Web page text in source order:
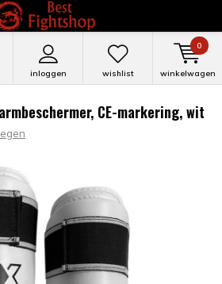
inloggen wishlist winkelwagen
0
CE-markering, wit